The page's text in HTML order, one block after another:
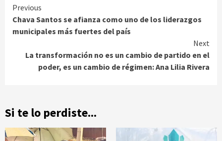
Continue
Reading
Previous
Chava Santos se afianza como uno de los liderazgos
municipales más fuertes del país
Next
La transformación no es un cambio de partido en el
poder, es un cambio de régimen: Ana Lilia Rivera
Si te lo perdiste...